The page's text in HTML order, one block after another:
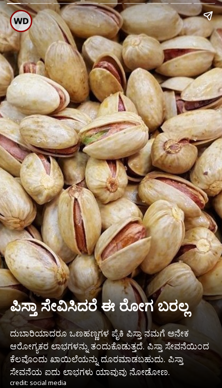
ಪಿಸ್ತಾ ಸೇವಿಸಿದರೆ ಈ ರೋಗ ಬರಲ್ಲ
ದುಬಾರಿಯಾದರೂ ಒಣಹಣ್ಣಗಳ ಪೈಕಿ ಪಿಸ್ತಾ ನಮಗೆ ಅನೇಕ
ಆರೋಗ್ಯಕರ ಲಾಭಗಳನ್ನು ತಂದುಕೊಡುತ್ತದೆ. ಪಿಸ್ತಾ ಸೇವನೆಯಿಂದ
ಕೆಲವೊಂದು ಖಾಯಿಲೆಯನ್ನು ದೂರಮಾಡಬಹುದು. ಪಿಸ್ತಾ
ಸೇವನೆಯ ಐದು ಲಾಭಗಳು ಯಾವುವು ನೋಡೋಣ.
credit: social media